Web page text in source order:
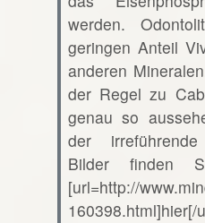
werden.
geringen Anteil
anderen
der Regel zu
genau so
der
Bilder finden
[url=http://
160398.html]hier[/